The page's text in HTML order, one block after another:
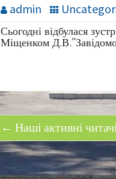
admin
Сьогодні відбулася
Міщенком Д.В.”Завідомо
← Наші активні